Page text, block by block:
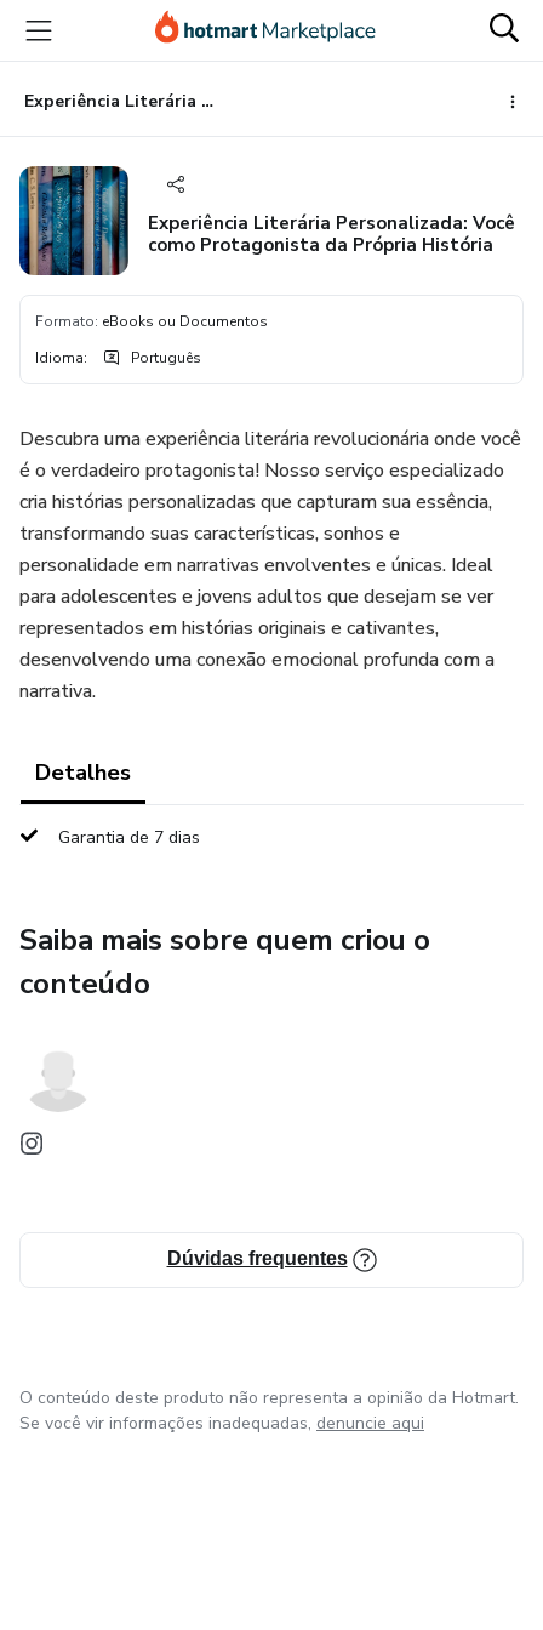
para
conteúdo
principal
para
pagamento
para
rodapé
Experiência Literária Personalizada: Você como Protagonista da Própria História
Experiência Literária Personalizada: Você
como Protagonista da Própria História
Formato: eBooks ou Documentos
Idioma: Português
Descubra uma experiência literária revolucionária onde você
é o verdadeiro protagonista! Nosso serviço especializado
cria histórias personalizadas que capturam sua essência,
transformando suas características, sonhos e
personalidade em narrativas envolventes e únicas. Ideal
para adolescentes e jovens adultos que desejam se ver
representados em histórias originais e cativantes,
desenvolvendo uma conexão emocional profunda com a
narrativa.
Detalhes
Garantia de 7 dias
Saiba mais sobre quem criou o
conteúdo
Dúvidas frequentes
O conteúdo deste produto não representa a opinião da Hotmart.
Se você vir informações inadequadas, denuncie aqui